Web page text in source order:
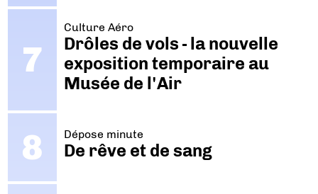
Culture Aéro
Drôles de vols - la nouvelle
exposition temporaire au
Musée de l'Air
Dépose minute
De rêve et de sang